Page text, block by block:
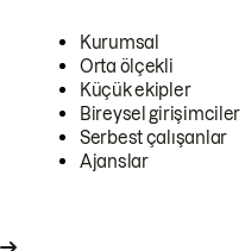
Kurumsal
Orta ölçekli
Küçük ekipler
Bireysel girişimciler
Serbest çalışanlar
Ajanslar